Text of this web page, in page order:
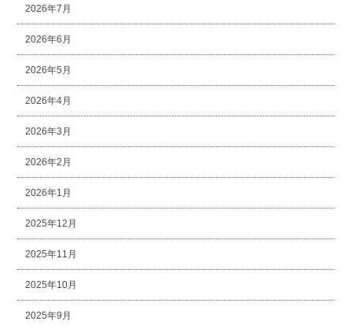
2026年7月
2026年6月
2026年5月
2026年4月
2026年3月
2026年2月
2026年1月
2025年12月
2025年11月
2025年10月
2025年9月